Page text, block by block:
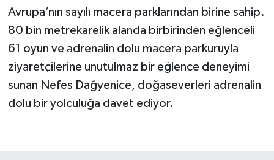
Avrupa’nın sayılı macera parklarından birine sahip.
80 bin metrekarelik alanda birbirinden eğlenceli
61 oyun ve adrena­lin dolu macera parkuruyla
ziyaretçile­rine unutulmaz bir eğlence deneyimi
sunan Nefes Dağyenice, doğaseverleri ad­renalin
dolu bir yolculuğa davet ediyor.